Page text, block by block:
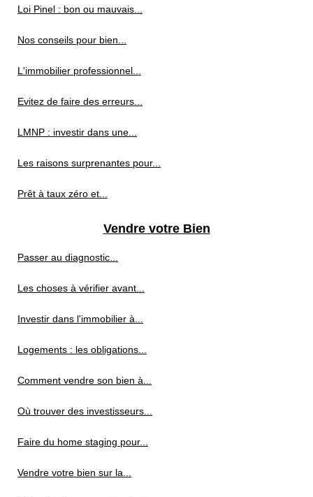
Loi Pinel : bon ou mauvais...
Nos conseils pour bien...
L'immobilier professionnel...
Evitez de faire des erreurs...
LMNP : investir dans une...
Les raisons surprenantes pour...
Prêt à taux zéro et...
Vendre votre Bien
Passer au diagnostic...
Les choses à vérifier avant...
Investir dans l'immobilier à...
Logements : les obligations...
Comment vendre son bien à...
Où trouver des investisseurs...
Faire du home staging pour...
Vendre votre bien sur la...